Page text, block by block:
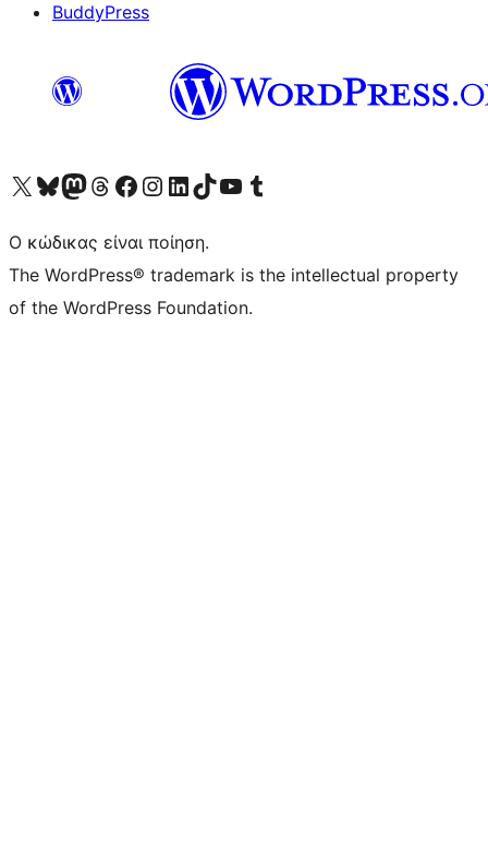
BuddyPress
Visit our X (formerly Twitter) account
Visit our Bluesky account
Επισκεφθείτε τον λογαριασμό μας στο Mastodon
Visit our Threads account
Επισκεφτείτε τη σελίδα μας στο Facebook
Επισκεφθείτε τον λογαριασμό μας Instagram
Επισκεφθείτε τον λογαριασμό μας LinkedIn
Visit our TikTok account
Visit our YouTube channel
Visit our Tumblr account
Ο κώδικας είναι ποίηση.
The WordPress® trademark is the intellectual property
of the WordPress Foundation.